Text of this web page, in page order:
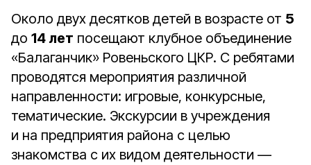
Около двух десятков детей в возрасте от 5
до 14 лет посещают клубное объединение
«Балаганчик» Ровеньского ЦКР. С ребятами
проводятся мероприятия различной
направленности: игровые, конкурсные,
тематические. Экскурсии в учреждения
и на предприятия района с целью
знакомства с их видом деятельности —